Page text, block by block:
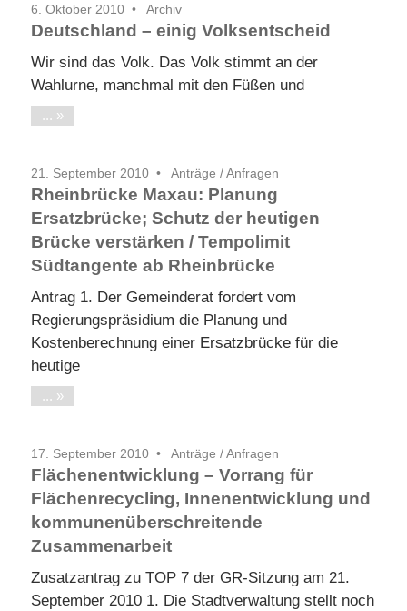
6. Oktober 2010 Archiv
Deutschland – einig Volksentscheid
Wir sind das Volk. Das Volk stimmt an der
Wahlurne, manchmal mit den Füßen und
...
21. September 2010 Anträge / Anfragen
Rheinbrücke Maxau: Planung
Ersatzbrücke; Schutz der heutigen
Brücke verstärken / Tempolimit
Südtangente ab Rheinbrücke
Antrag 1. Der Gemeinderat fordert vom
Regierungspräsidium die Planung und
Kostenberechnung einer Ersatzbrücke für die
heutige
...
17. September 2010 Anträge / Anfragen
Flächenentwicklung – Vorrang für
Flächenrecycling, Innenentwicklung und
kommunenüberschreitende
Zusammenarbeit
Zusatzantrag zu TOP 7 der GR-Sitzung am 21.
September 2010 1. Die Stadtverwaltung stellt noch